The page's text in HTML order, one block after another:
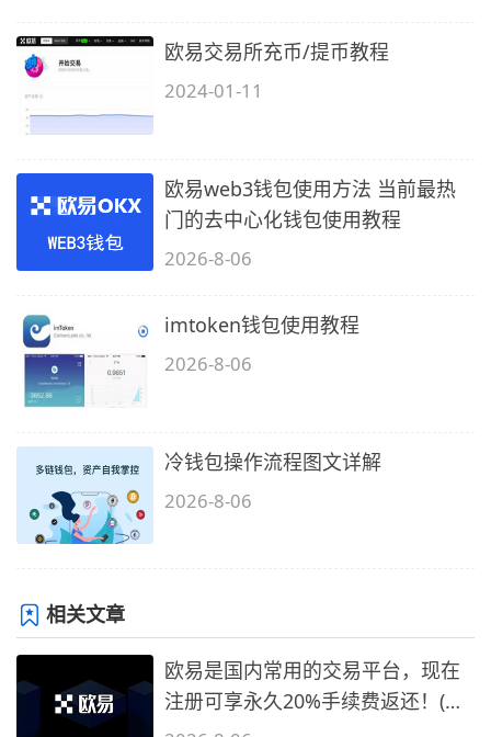
欧易交易所充币/提币教程
2024-01-11
欧易web3钱包使用方法 当前最热
门的去中心化钱包使用教程
2026-8-06
imtoken钱包使用教程
2026-8-06
冷钱包操作流程图文详解
2026-8-06
相关文章
欧易是国内常用的交易平台，现在
注册可享永久20%手续费返还！(必